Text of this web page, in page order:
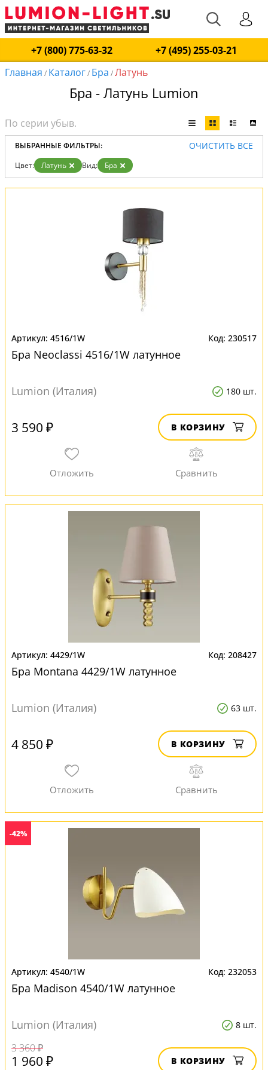
+7 (800) 775-63-32
+7 (495) 255-03-21
Главная / Каталог/ Бра /Латунь
Бра - Латунь Lumion
ВЫБРАННЫЕ ФИЛЬТРЫ: ОЧИСТИТЬ ВСЕ
Цвет: Латунь Вид: Бра
4516/1W 230517
Бра Neoclassi 4516/1W латунное
Lumion (Италия) 180 шт.
3 590 ₽ В КОРЗИНУ
4429/1W 208427
Бра Montana 4429/1W латунное
Lumion (Италия) 63 шт.
4 850 ₽ В КОРЗИНУ
-42%
4540/1W 232053
Бра Madison 4540/1W латунное
Lumion (Италия) 8 шт.
3 360 ₽
1 960 ₽ В КОРЗИНУ